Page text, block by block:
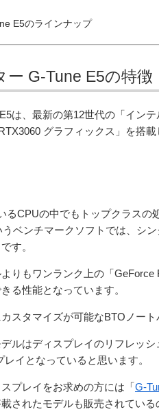
E5のラインナップ
G-Tune E5の特徴
は、最新の第12世代の「イン
グラフィックス」を搭
るCPUの中でもトップクラス
ベンチマークソフトでは、シ
す。
りもワンランク上の「
る性能となっています。
スタマイズが可能なBTOノート
ルはディスプレイのリフレッ
イとなっていると思います。
プレイをお求めの方には「G-
されたモデルも販売されている